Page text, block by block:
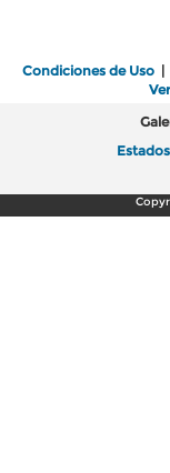
Condiciones de Uso |